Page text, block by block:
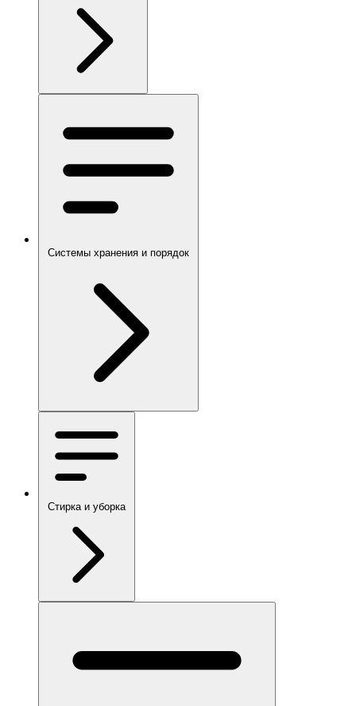
Системы хранения и порядок
Стирка и уборка